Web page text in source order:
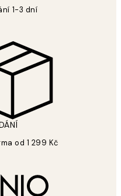
1-3 dní
od 1 299 Kč